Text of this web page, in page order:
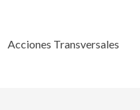
Acciones Transversales